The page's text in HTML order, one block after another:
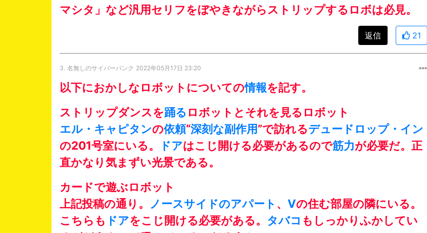
マシタ」など汎用セリフをぼやきながらストリップするロボは必見。
返信 21
3. 名無しのサイバーパンク 2022年05月17日 23:20
以下におかしなロボットについての情報を記す。
ストリップダンスを踊る ロボットとそれを見るロボット
エル・キャピタンの依頼“深刻な副作用”で訪れるデュードロップ・イン
の201号室にいる。
ドアはこじ開ける必要があるので筋力が必要だ。正
直かなり気まずい光景である。
カードで遊ぶロボット
上記投稿の通り。
ノースサイドのアパート 、 Vの住む部屋の隣にいる。
こちらも ドアをこじ開ける必要がある。 タバコ もしっかりふかしてい